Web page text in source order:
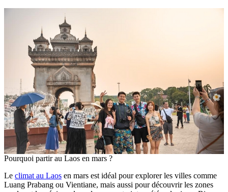
Pourquoi partir au Laos en mars ?
Le climat au Laos en mars est idéal pour explorer les villes comme
Luang Prabang ou Vientiane, mais aussi pour découvrir les zones